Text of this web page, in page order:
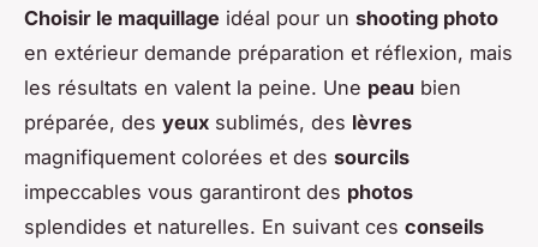
Choisir le maquillage idéal pour un shooting photo
en extérieur demande préparation et réflexion, mais
les résultats en valent la peine. Une peau bien
préparée, des yeux sublimés, des lèvres
magnifiquement colorées et des sourcils
impeccables vous garantiront des photos
splendides et naturelles. En suivant ces conseils